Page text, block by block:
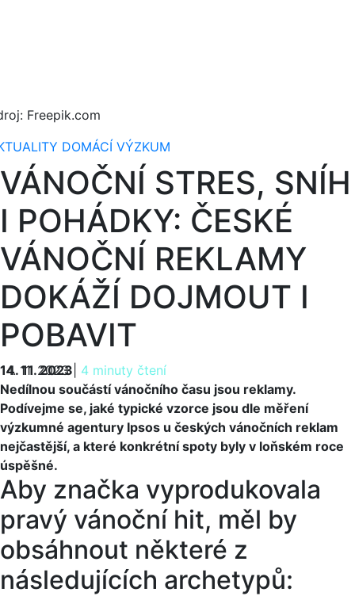
Freepik.com
DOMÁCÍ VÝZKUM
VÁNOČNÍ STRES, SNÍH
I POHÁDKY: ČESKÉ
VÁNOČNÍ REKLAMY
DOKÁŽÍ DOJMOUT I
POBAVIT
14. 11. 2023 4 minuty čtení
14. 11. 2023
Nedílnou součástí vánočního času jsou reklamy.
Podívejme se, jaké typické vzorce jsou dle měření
výzkumné agentury Ipsos u českých vánočních reklam
nejčastější, a které konkrétní spoty byly v loňském roce
úspěšné.
Aby značka vyprodukovala
pravý vánoční hit, měl by
obsáhnout některé z
následujících archetypů: